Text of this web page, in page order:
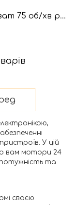
Електродвигун 24 вольта 350 ват 75 об/хв редукторний
У цій
вам мотори 24
потужність та
своєю